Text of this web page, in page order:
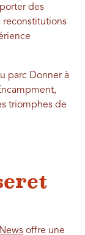
des
reconstitutions
parc Donner à
triomphes de
offre une